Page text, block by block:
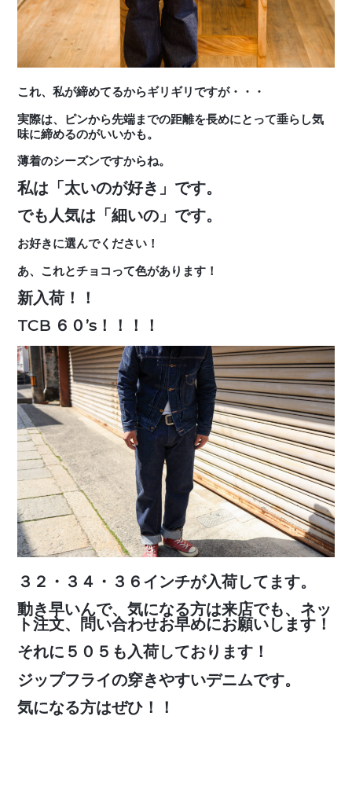
これ、私が締めてるからギリギリですが・・・
実際は、ピンから先端までの距離を長めにとって垂らし気
味に締めるのがいいかも。
薄着のシーズンですからね。
私は「太いのが好き」です。
でも人気は「細いの」です。
お好きに選んでください！
あ、これとチョコって色があります！
新入荷！！
TCB ６０’s！！！！
３２・３４・３６インチが入荷してます。
動き早いんで、気になる方は来店でも、ネッ
ト注文、問い合わせお早めにお願いします！
それに５０５も入荷しております！
ジップフライの穿きやすいデニムです。
気になる方はぜひ！！